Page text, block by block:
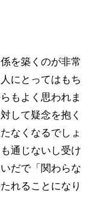
を築くのが非常
にとってはもち
もよく思われま
して疑念を抱く
なくなるでしょ
通じないし受け
だで「関わらな
れることになり